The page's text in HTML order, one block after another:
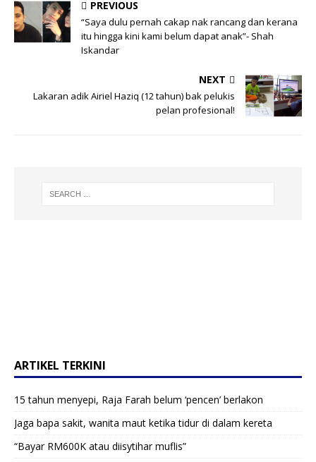
PREVIOUS
“Saya dulu pernah cakap nak rancang dan kerana
itu hingga kini kami belum dapat anak”- Shah
Iskandar
NEXT
Lakaran adik Airiel Haziq (12 tahun) bak pelukis
pelan profesional!
ARTIKEL TERKINI
15 tahun menyepi, Raja Farah belum ‘pencen’ berlakon
Jaga bapa sakit, wanita maut ketika tidur di dalam kereta
“Bayar RM600K atau diisytihar muflis”